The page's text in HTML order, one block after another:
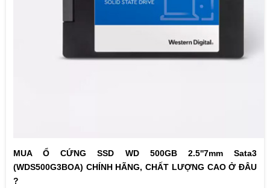
MUA Ổ CỨNG SSD WD 500GB 2.5''7mm Sata3
(WDS500G3BOA) CHÍNH HÃNG, CHẤT LƯỢNG CAO Ở ĐÂU
?